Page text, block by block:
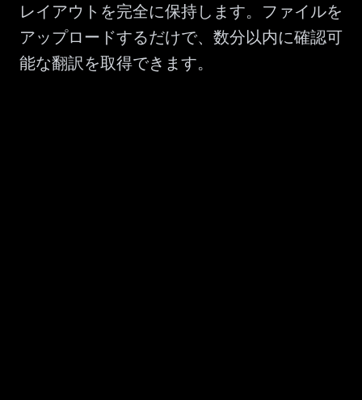
レイアウトを完全に保持します。ファイルを
アップロードするだけで、数分以内に確認可
能な翻訳を取得できます。